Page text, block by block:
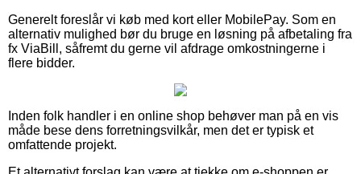
Generelt foreslår vi køb med kort eller MobilePay. Som en
alternativ mulighed bør du bruge en løsning på afbetaling fra
fx ViaBill, såfremt du gerne vil afdrage omkostningerne i
flere bidder.
Inden folk handler i en online shop behøver man på en vis
måde bese dens forretningsvilkår, men det er typisk et
omfattende projekt.